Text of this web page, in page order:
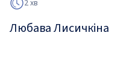
2 хв
Любава Лисичкіна